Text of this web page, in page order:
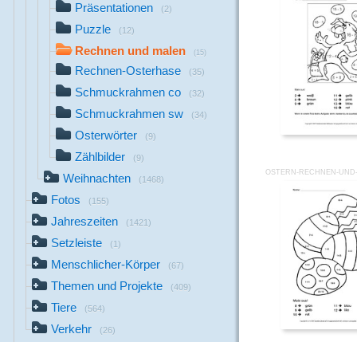
Präsentationen (2)
Puzzle (12)
Rechnen und malen (15)
Rechnen-Osterhase (35)
Schmuckrahmen co (32)
Schmuckrahmen sw (34)
Osterwörter (9)
Zählbilder (9)
Weihnachten (1468)
Fotos (155)
Jahreszeiten (1421)
Setzleiste (1)
Menschlicher-Körper (67)
Themen und Projekte (409)
Tiere (564)
Verkehr (26)
OSTERN-RECHNEN-